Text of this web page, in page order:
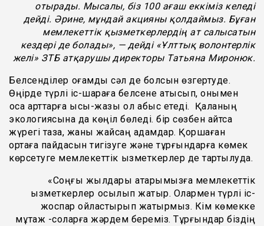
отырады. Мысалы, біз 100 ағаш еккіміз келеді
дейді. Әрине, мұндай акцияны қолдаймыз. Бұған
мемлекеттік қызметкерлердің ат салысатын
кездері де болады», — дейді «Ұлттық волонтерлік
желі» ЗТБ атқарушы директоры Татьяна Миронюк.
Белсенділер қоғамды сәл де болсын өзгертуде.
Өңірде түрлі іс-шараға белсене қатысып, онымен
қоса қарттарға қысы-жазы қол қабыс етеді. Қаланың
экологиясына да көңіл бөледі. бір сөзбен айтсақ
жүрегі таза, жаны жайсаң адамдар. Қоршаған
ортаға пайдасын тигізуге және тұрғындарға көмек
көрсетуге мемлекеттік қызметкерлер де тартылуда.
«Соңғы жылдары қатарымызға мемлекеттік
қызметкерлер қосылып жатыр. Олармен түрлі іс-
жоспар ойластырып жатырмыз. Кім көмекке
мұқтаж -соларға жәрдем береміз. Тұрғындар біздің